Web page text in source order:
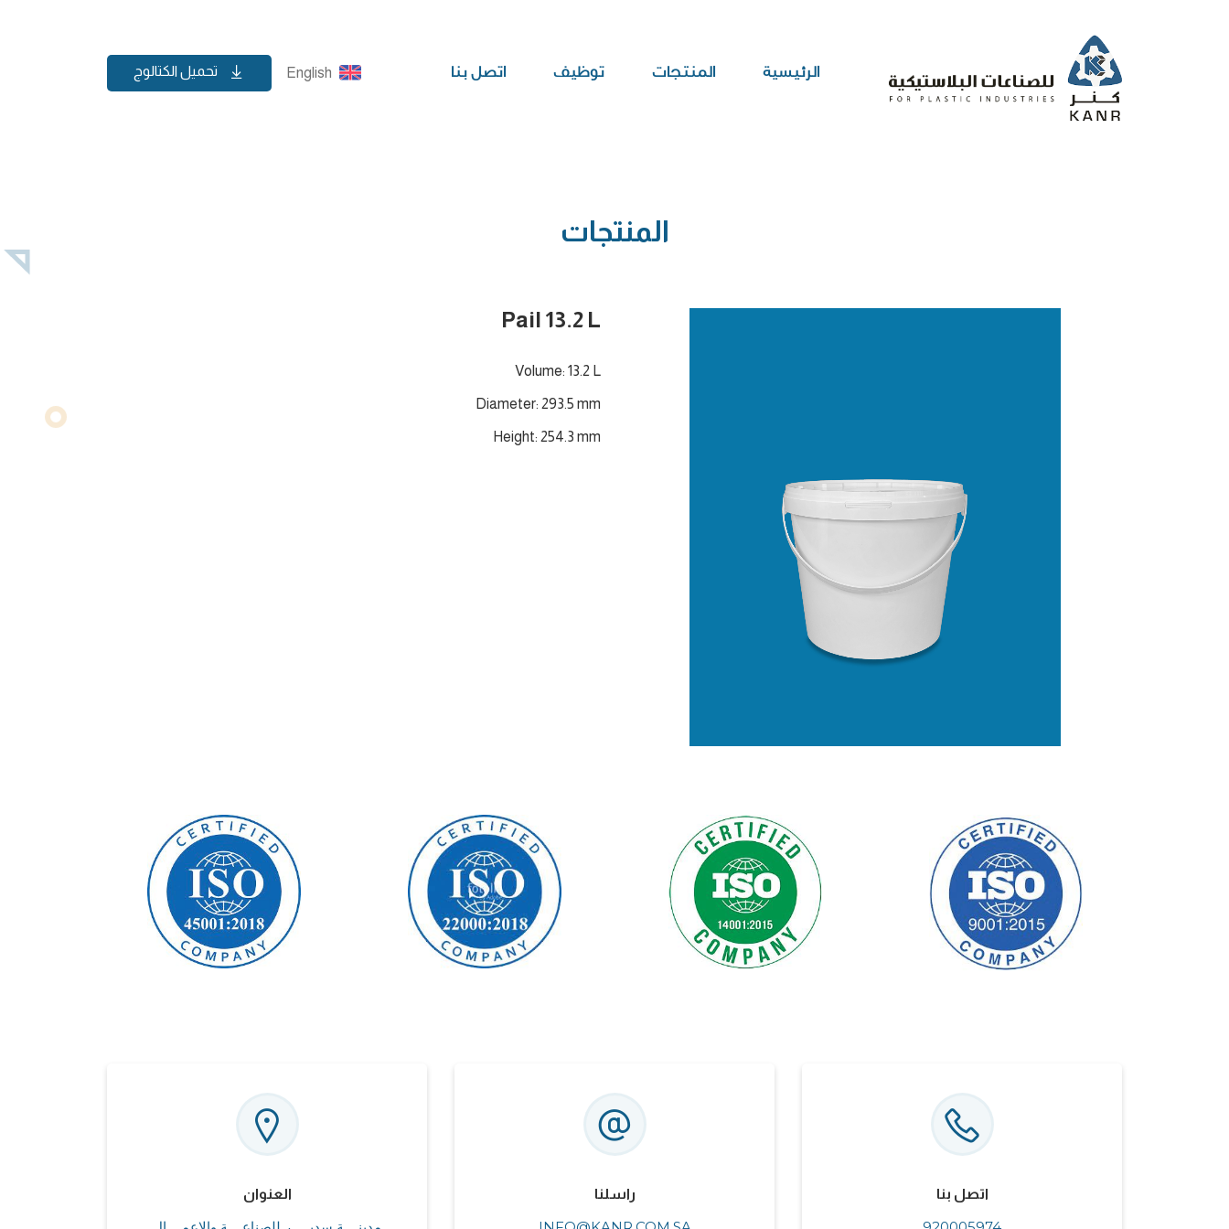
الرئيسية المنتجات توظيف اتصل بنا English تحميل الكتالوج
المنتجات
Pail 13.2 L
Volume: 13.2 L
Diameter: 293.5 mm
Height: 254.3 mm
اتصل بنا راسلنا العنوان